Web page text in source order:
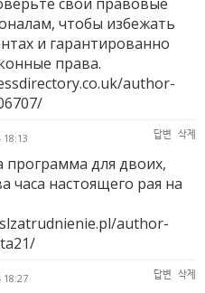
чтобы избежать
и гарантированно
права.
author-
답변 삭제
для двоих,
часа настоящего рая на
author-
답변 삭제